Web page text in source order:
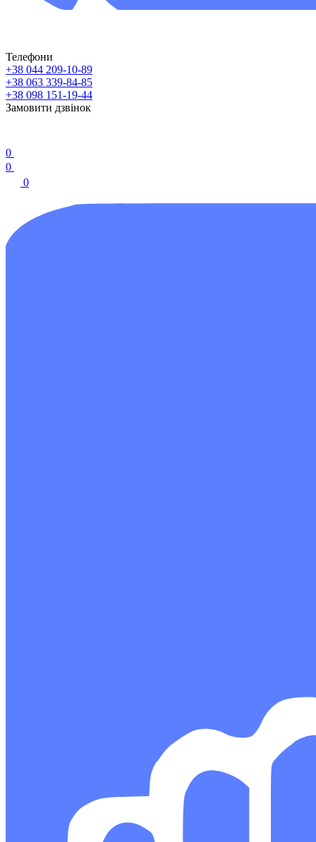
Телефони
+38 044 209-10-89
+38 063 339-84-85
+38 098 151-19-44
Замовити дзвінок
0
0
0